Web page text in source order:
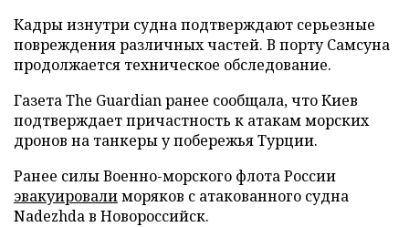
Кадры изнутри судна подтверждают серьезные
повреждения различных частей. В порту Самсуна
продолжается техническое обследование.
Газета The Guardian ранее сообщала, что Киев
подтверждает причастность к атакам морских
дронов на танкеры у побережья Турции.
Ранее силы Военно-морского флота России
эвакуировалиморяков с атакованного судна
Nadezhda в Новороссийск.